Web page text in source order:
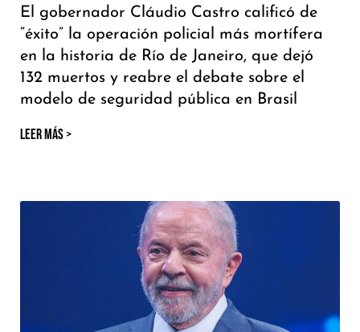
El gobernador Cláudio Castro calificó de
“éxito” la operación policial más mortífera
en la historia de Río de Janeiro, que dejó
132 muertos y reabre el debate sobre el
modelo de seguridad pública en Brasil
LEER MÁS >